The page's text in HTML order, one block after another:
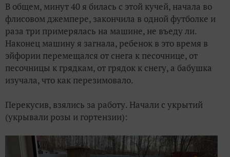
В общем, минут 40 я билась с этой кучей, начала во
флисовом джемпере, закончила в одной футболке и
раза три примерялась на машине, не въеду ли.
Наконец машину я загнала, ребенок в это время в
эйфории перемещался от снега к песочнице, от
песочницы к грядкам, от грядок к снегу, а бабушка
изучала, что как перезимовало.
Перекусив, взялись за работу. Начали с укрытий
(укрывали розы и гортензии):